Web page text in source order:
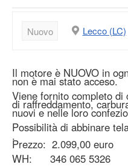
Nuovo Lecco (LC)
Il motore è NUOVO in
non è mai stato acceso.
Viene fornito completo
di raffreddamento,
nuovi e nelle loro
Possibilità di abbinare
.
Prezzo: 2.099,00 euro
WH: 346 065 5326